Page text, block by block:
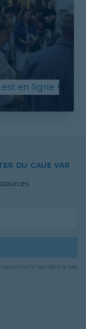
en ligne !
DU CAUE VAR
sur le lien dans le bas